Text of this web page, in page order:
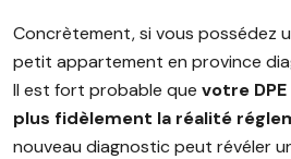
Concrètement, si vous possédez
petit appartement en province
Il est fort probable que votre
plus fidèlement la réalité
nouveau diagnostic peut révéler